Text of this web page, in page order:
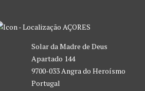
AÇORES
Solar da Madre de Deus
Apartado 144
9700-033 Angra do Heroísmo
Portugal